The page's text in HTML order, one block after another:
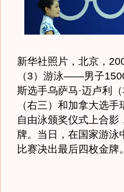
新华社照片，北京，
（3）游泳——男子
斯选手乌萨马·迈卢利
（右三）和加拿大选
自由泳颁奖仪式上合
牌。当日，在国家游泳
比赛决出最后四枚金牌